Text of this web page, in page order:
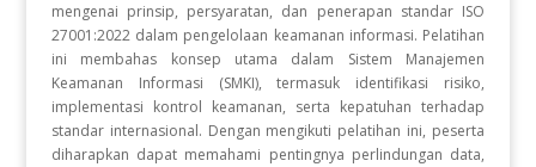
mengenai prinsip, persyaratan, dan penerapan standar ISO
27001:2022 dalam pengelolaan keamanan informasi. Pelatihan
ini membahas konsep utama dalam Sistem Manajemen
Keamanan Informasi (SMKI), termasuk identifikasi risiko,
implementasi kontrol keamanan, serta kepatuhan terhadap
standar internasional. Dengan mengikuti pelatihan ini, peserta
diharapkan dapat memahami pentingnya perlindungan data,